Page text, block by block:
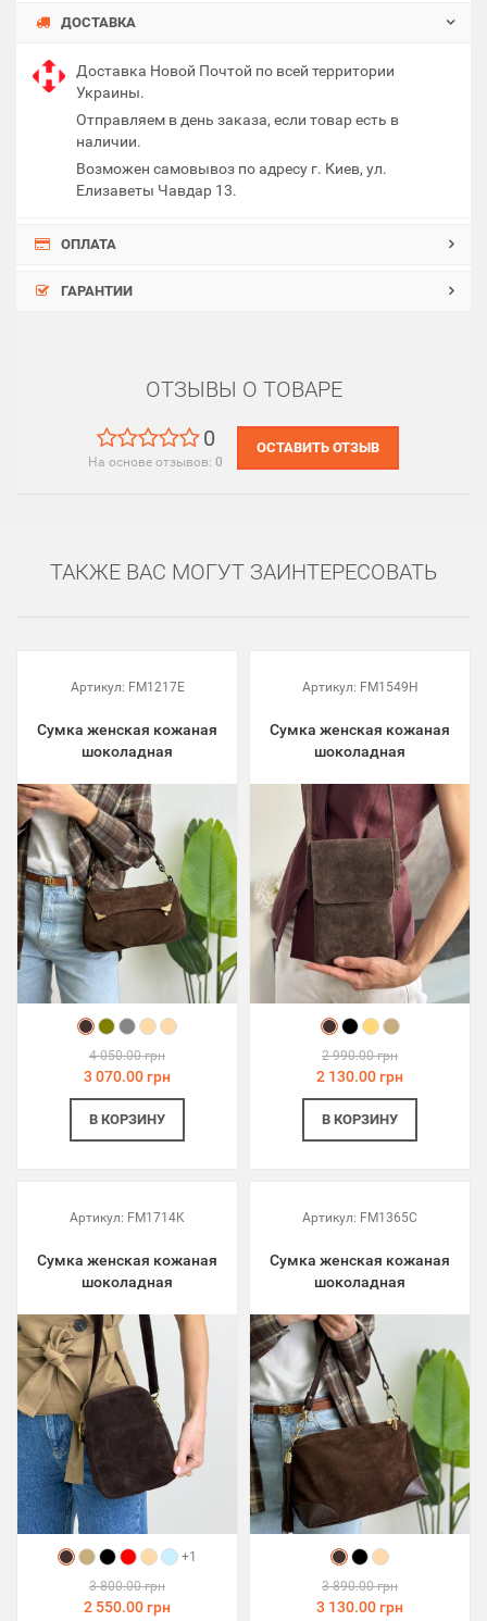
ДОСТАВКА
Доставка Новой Почтой по всей территории
Украины.
Отправляем в день заказа, если товар есть в
наличии.
Возможен самовывоз по адресу г. Киев, ул.
Елизаветы Чавдар 13.
ОПЛАТА
ГАРАНТИИ
ОТЗЫВЫ О ТОВАРЕ
0
На основе отзывов: 0
ОСТАВИТЬ ОТЗЫВ
ТАКЖЕ ВАС МОГУТ ЗАИНТЕРЕСОВАТЬ
Артикул: FM1217E
Сумка женская кожаная
шоколадная
4 050.00 грн
3 070.00 грн
В КОРЗИНУ
Артикул: FM1549H
Сумка женская кожаная
шоколадная
2 990.00 грн
2 130.00 грн
В КОРЗИНУ
Артикул: FM1714K
Сумка женская кожаная
шоколадная
+1
3 800.00 грн
2 550.00 грн
Артикул: FM1365C
Сумка женская кожаная
шоколадная
3 890.00 грн
3 130.00 грн